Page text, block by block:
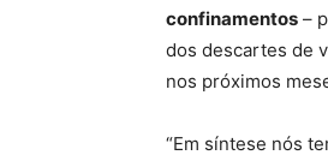
confinamentos –
dos descartes de
nos próximos
“Em síntese nós